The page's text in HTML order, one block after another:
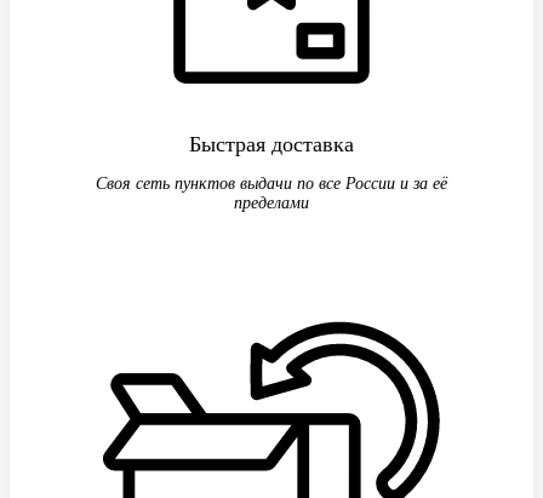
Быстрая доставка
Своя сеть пунктов выдачи по все России и за её
пределами